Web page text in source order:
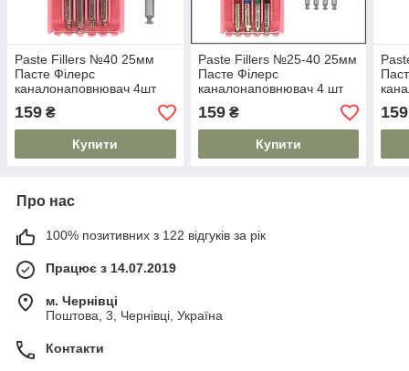
Paste Fillers №40 25мм
Пасте Філерс
каналонаповнювач 4шт
159 ₴
Купити
Paste Fillers №25-40 25мм
Пасте Філерс
каналонаповнювач 4 шт
159₴
Купити
159
Про нас
100% позитивних з 122 відгуків за рік
Працює з 14.07.2019
м. Чернівці
Поштова, 3, Чернівці, Україна
Контакти